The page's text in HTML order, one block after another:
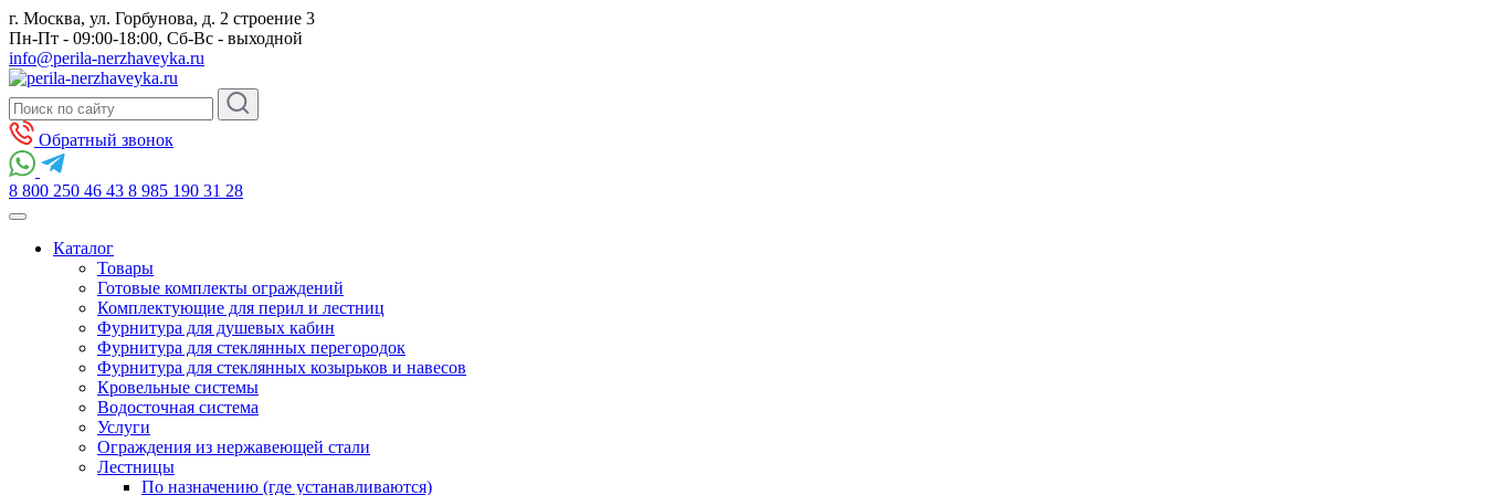
г. Москва, ул. Горбунова, д. 2 строение 3
Пн-Пт - 09:00-18:00, Сб-Вс - выходной
info@perila-nerzhaveyka.ru
Обратный звонок
8 800 250 46 43 8 985 190 31 28
Каталог
Товары
Готовые комплекты ограждений
Комплектующие для перил и лестниц
Фурнитура для душевых кабин
Фурнитура для стеклянных перегородок
Фурнитура для стеклянных козырьков и навесов
Кровельные системы
Водосточная система
Услуги
Ограждения из нержавеющей стали
Лестницы
По назначению (где устанавливаются)